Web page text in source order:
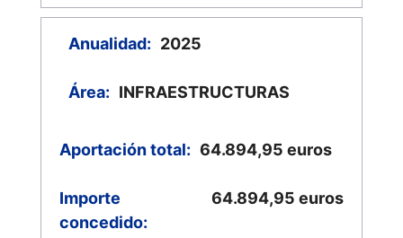
Anualidad: 2025
Área: INFRAESTRUCTURAS
Aportación total: 64.894,95 euros
Importe
concedido:
64.894,95 euros